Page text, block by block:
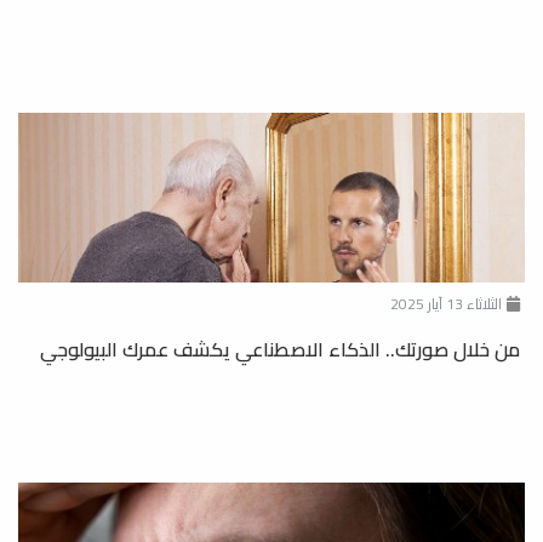
الثلاثاء 13 آيار 2025
من خلال صورتك.. الذكاء الاصطناعي يكشف عمرك البيولوجي